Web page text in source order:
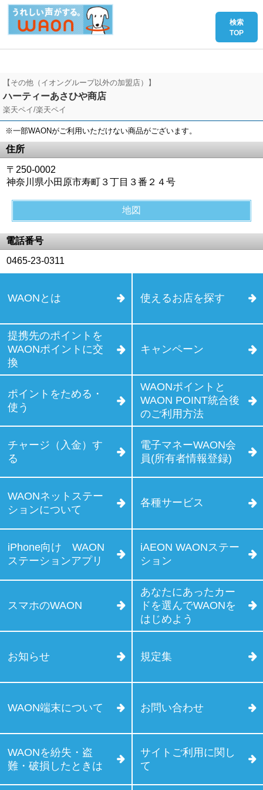
【その他（イオングループ以外の加盟店）】
ハーティーあさひや商店
楽天ペイ/楽天ペイ
※一部WAONがご利用いただけない商品がございます。
住所
〒250-0002
神奈川県小田原市寿町３丁目３番２４号
地図
電話番号
0465-23-0311